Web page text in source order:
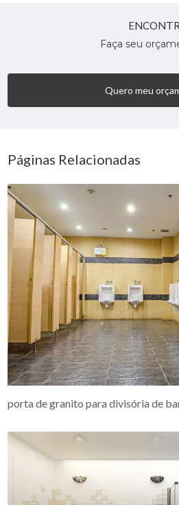
Faça seu
Quero meu
Páginas Relacionadas
porta de granito para divisória de